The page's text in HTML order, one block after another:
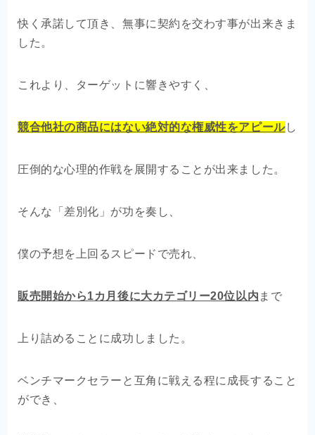
快く承諾して頂き、無事に契約を交わす事が出来きま
した。
これより、ターゲットに響きやすく、
競合他社の商品にはない絶対的な権威性をアピールし
圧倒的な心理的作戦を展開することが出来ました。
そんな「差別化」が功を奏し、
僕の予想を上回るスピードで売れ、
販売開始から1カ月後に大カテゴリー20位以内 まで
上り詰めることに成功しました。
ベンチマークセラーと互角に戦える程に成長すること
ができ、